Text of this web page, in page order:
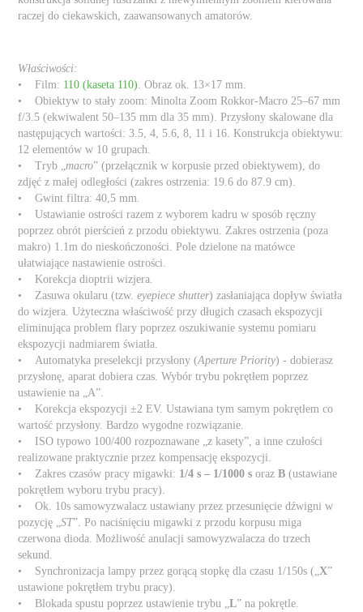
raczej do ciekawskich, zaawansowanych amatorów.
Właściwości:
• Film: 110 (kaseta 110). Obraz ok. 13×17 mm.
• Obiektyw to stały zoom: Minolta Zoom Rokkor-Macro 25–67 mm
f/3.5 (ekwiwalent 50–135 mm dla 35 mm). Przysłony skalowane dla
następujących wartości: 3.5, 4, 5.6, 8, 11 i 16. Konstrukcja obiektywu:
12 elementów w 10 grupach.
• Tryb „macro” (przełącznik w korpusie przed obiektywem), do
zdjęć z małej odległości (zakres ostrzenia: 19.6 do 87.9 cm).
• Gwint filtra: 40,5 mm.
• Ustawianie ostrości razem z wyborem kadru w sposób ręczny
poprzez obrót pierścień z przodu obiektywu. Zakres ostrzenia (poza
makro) 1.1m do nieskończoności. Pole dzielone na matówce
ułatwiające nastawienie ostrości.
• Korekcja dioptrii wizjera.
• Zasuwa okularu (tzw.eyepiece shutter) zasłaniająca dopływ światła
do wizjera. Użyteczna właściwość przy długich czasach ekspozycji
eliminująca problem flary poprzez oszukiwanie systemu pomiaru
ekspozycji nadmiarem światła.
• Automatyka preselekcji przysłony (Aperture Priority) - dobierasz
przysłonę, aparat dobiera czas. Wybór trybu pokrętłem poprzez
ustawienie na „A”.
• Korekcja ekspozycji ±2 EV. Ustawiana tym samym pokrętłem co
wartość przysłony. Bardzo wygodne rozwiązanie.
• ISO typowo 100/400 rozpoznawane „z kasety”, a inne czułości
realizowane praktycznie przez kompensację ekspozycji.
• Zakres czasów pracy migawki: 1/4 s – 1/1000 s orazB (ustawiane
pokrętłem wyboru trybu pracy).
• Ok. 10s samowyzwalacz ustawiany przez przesunięcie dźwigni w
pozycję „ST”. Po naciśnięciu migawki z przodu korpusu miga
czerwona dioda. Możliwość anulacji samowyzwalacza do trzech
sekund.
• Synchronizacja lampy przez gorącą stopkę dla czasu 1/150s („X”
ustawione pokrętłem trybu pracy).
• Blokada spustu poprzez ustawienie trybu „L” na pokrętle.